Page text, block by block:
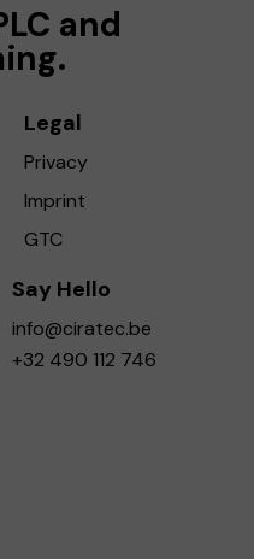
and
Legal
Privacy
Imprint
GTC
Say Hello
info@ciratec.be
+32 490 112 746